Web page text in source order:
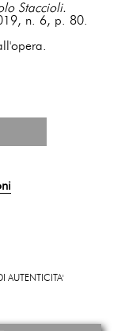
Staccioli.
n. 6, p. 80.
AUTENTICITA'